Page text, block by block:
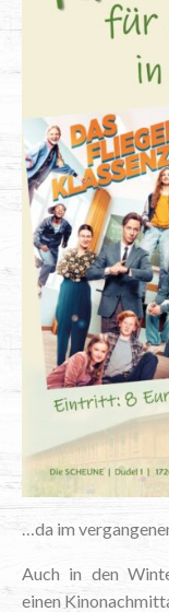
…da im
Auch in den
einen